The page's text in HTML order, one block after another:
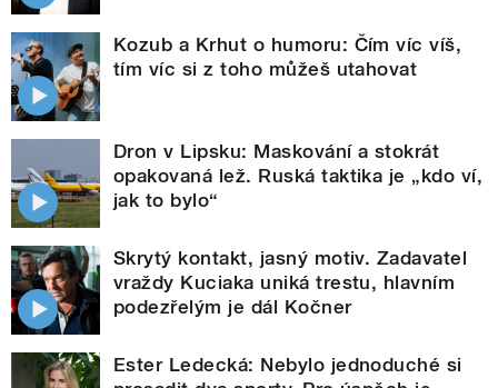
Kozub a Krhut o humoru: Čím víc víš,
tím víc si z toho můžeš utahovat
Dron v Lipsku: Maskování a stokrát
opakovaná lež. Ruská taktika je „kdo ví,
jak to bylo“
Skrytý kontakt, jasný motiv. Zadavatel
vraždy Kuciaka uniká trestu, hlavním
podezřelým je dál Kočner
Ester Ledecká: Nebylo jednoduché si